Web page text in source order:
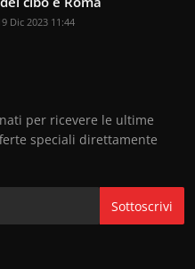
Dic 2023 11:44
per ricevere le ultime
speciali direttamente
Sottoscrivi